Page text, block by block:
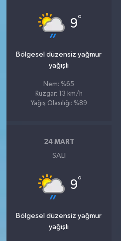
9°
Bölgesel düzensiz yağmur
yağışlı
Nem: %65
Rüzgar: 13 km/h
Yağış Olasılığı: %89
24 MART
SALI
9°
Bölgesel düzensiz yağmur
yağışlı